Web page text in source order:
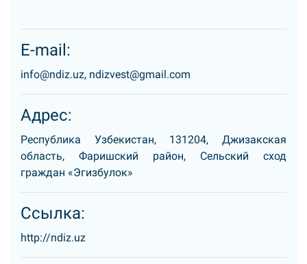
E-mail:
info@ndiz.uz, ndizvest@gmail.com
Адрес:
Республика Узбекистан, 131204, Джизакская
область, Фаришский район, Сельский сход
граждан «Эгизбулок»
Ссылка:
http://ndiz.uz